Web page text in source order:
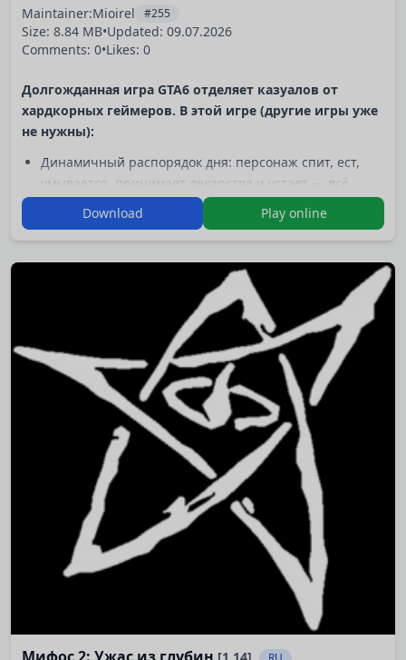
Maintainer:Mioirel #255
Size: 8.84 MB•Updated: 09.07.2026
Comments: 0•Likes: 0
Долгожданная игра GTA6 отделяет казуалов от
хардкорных геймеров. В этой игре (другие игры уже
не нужны):
Динамичный распорядок дня: персонаж спит, ест,
умывается, принимает лекарства и устает — всё
влияет на навыки и настроение.
Работа и карьера: десятки рабочих мест с реальными
повышение, увольнение), фриланс и самозанятость с
формированием репутации.
Социальные связи: семьи, друзья, коллеги с памятью
— отношения строятся через диалоги, с…
Download Play online